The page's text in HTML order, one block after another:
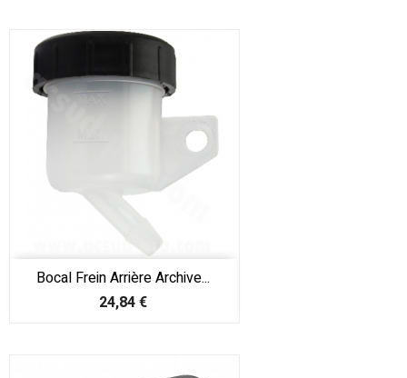
Bocal Frein Arrière Archive...
Prix
24,84 €